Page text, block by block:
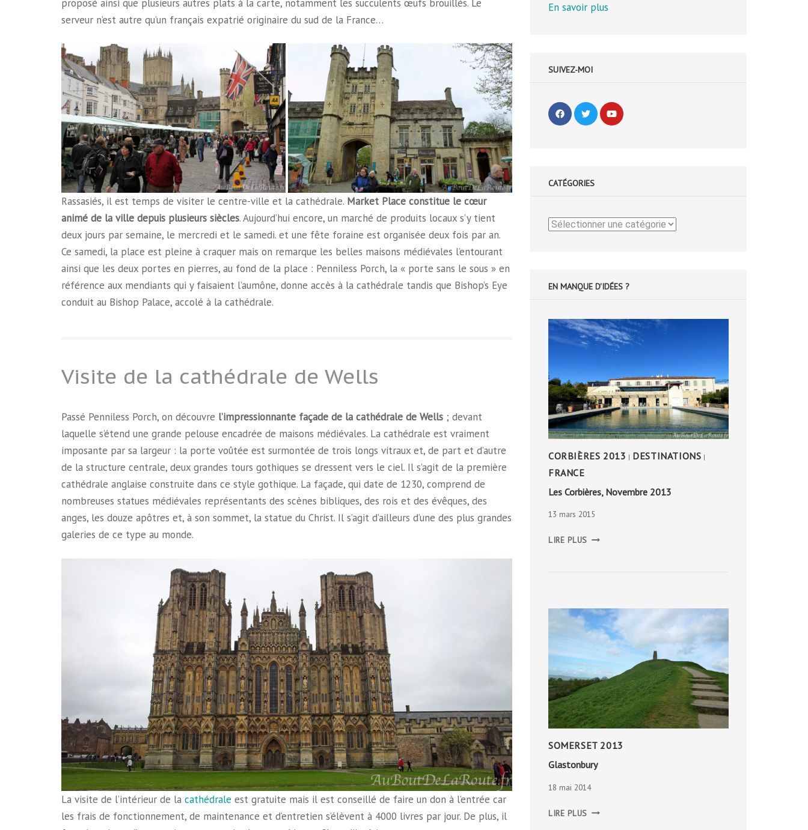
proposé ainsi que plusieurs autres plats à la carte, notamment les succulents œufs brouillés. Le
serveur n’est autre qu’un français expatrié originaire du sud de la France…
Rassasiés, il est temps de visiter le centre-ville et la cathédrale. Market Place constitue le cœur
animé de la ville depuis plusieurs siècles. Aujourd’hui encore, un marché de produits locaux s’y tient
deux jours par semaine, le mercredi et le samedi. et une fête foraine est organisée deux fois par an.
Ce samedi, la place est pleine à craquer mais on remarque les belles maisons médiévales l’entourant
ainsi que les deux portes en pierres, au fond de la place : Penniless Porch, la « porte sans le sous » en
référence aux mendiants qui y faisaient l’aumône, donne accès à la cathédrale tandis que Bishop’s Eye
conduit au Bishop Palace, accolé à la cathédrale.
Visite de la cathédrale de Wells
Passé Penniless Porch, on découvre l’impressionnante façade de la cathédrale de Wells ; devant
laquelle s’étend une grande pelouse encadrée de maisons médiévales. La cathédrale est vraiment
imposante par sa largeur : la porte voûtée est surmontée de trois longs vitraux et, de part et d’autre
de la structure centrale, deux grandes tours gothiques se dressent vers le ciel. Il s’agit de la première
cathédrale anglaise construite dans ce style gothique. La façade, qui date de 1230, comprend de
nombreuses statues médiévales représentants des scènes bibliques, des rois et des évêques, des
anges, les douze apôtres et, à son sommet, la statue du Christ. Il s’agit d’ailleurs d’une des plus grandes
galeries de ce type au monde.
La visite de l’intérieur de la cathédrale est gratuite mais il est conseillé de faire un don à l’entrée car
les frais de fonctionnement, de maintenance et d’entretien s’élèvent à 4000 livres par jour. De plus, il
En savoir plus
SUIVEZ-MOI
CATÉGORIES
Catégories
EN MANQUE D'IDÉES ?
CORBIÈRES 2013 | DESTINATIONS |
FRANCE
Les Corbières, Novembre 2013
13 mars 2015
LIRE PLUS CORBIÈRES,
SOMERSET 2013
Glastonbury
18 mai 2014
LIRE PLUS